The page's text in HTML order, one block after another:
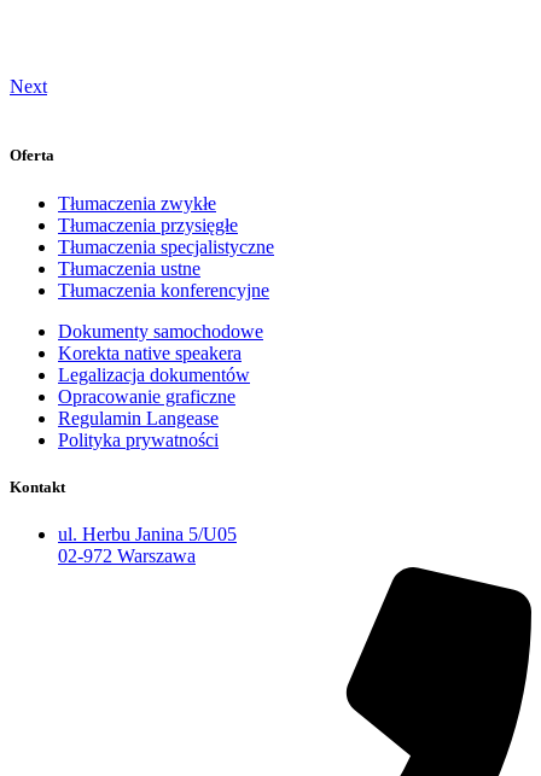
Next
Oferta
Tłumaczenia zwykłe
Tłumaczenia przysięgłe
Tłumaczenia specjalistyczne
Tłumaczenia ustne
Tłumaczenia konferencyjne
Dokumenty samochodowe
Korekta native speakera
Legalizacja dokumentów
Opracowanie graficzne
Regulamin Langease
Polityka prywatności
Kontakt
ul. Herbu Janina 5/U05
02-972 Warszawa